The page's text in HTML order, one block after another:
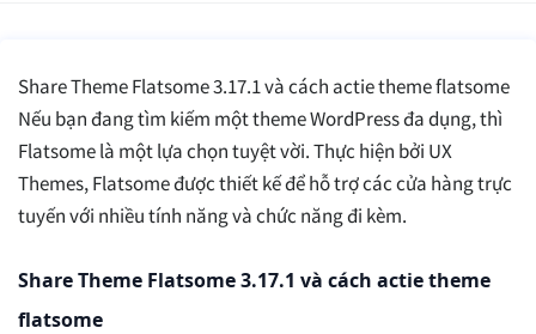
Share Theme Flatsome 3.17.1 và cách actie theme flatsome
Nếu bạn đang tìm kiếm một theme WordPress đa dụng, thì
Flatsome là một lựa chọn tuyệt vời. Thực hiện bởi UX
Themes, Flatsome được thiết kế để hỗ trợ các cửa hàng trực
tuyến với nhiều tính năng và chức năng đi kèm.
Share Theme Flatsome 3.17.1 và cách actie theme
flatsome